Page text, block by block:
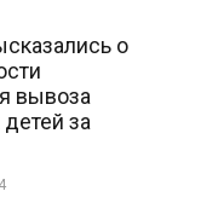
о
вывоза
за